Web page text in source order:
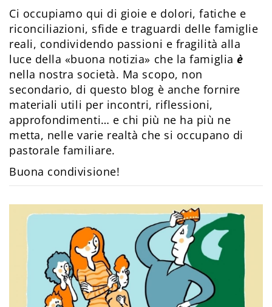
Ci occupiamo qui di gioie e dolori, fatiche e
riconciliazioni, sfide e traguardi delle famiglie
reali, condividendo passioni e fragilità alla
luce della «buona notizia» che la famigliaè
nella nostra società. Ma scopo, non
secondario, di questo blog è anche fornire
materiali utili per incontri, riflessioni,
approfondimenti… e chi più ne ha più ne
metta, nelle varie realtà che si occupano di
pastorale familiare.
Buona condivisione!